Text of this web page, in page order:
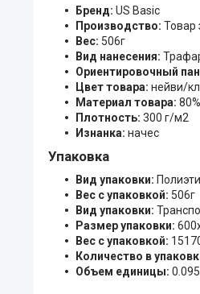
Бренд: US Basic
Производство: Товар
Вес: 506г
Вид нанесения:
Ориентировочный
Цвет товара: нейви/
Материал товара:
Плотность: 300 г/м2
Изнанка: начес
Упаковка
Вид упаковки:
Вес с упаковкой: 506г
Вид упаковки:
Размер упаковки:
Вес с упаковкой:
Количество в
Объем единицы: